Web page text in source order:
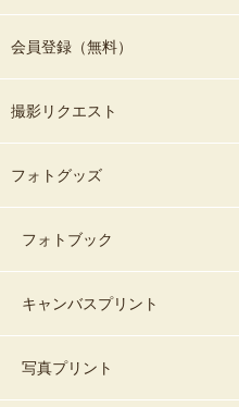
会員登録（無料）
撮影リクエスト
フォトグッズ
フォトブック
キャンバスプリント
写真プリント